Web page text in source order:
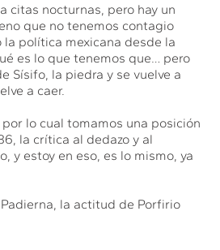
citas nocturnas, pero hay un
que no tenemos contagio
la política mexicana desde la
es lo que tenemos que… pero
Sísifo, la piedra y se vuelve a
a caer.
lo cual tomamos una posición
la crítica al dedazo y al
y estoy en eso, es lo mismo, ya
Padierna, la actitud de Porfirio